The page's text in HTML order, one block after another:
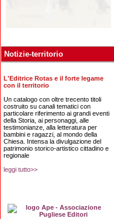
Notizie-territorio
L'Editrice Rotas e il forte legame
con il territorio
Un catalogo con oltre trecento titoli
costruito su canali tematici con
particolare riferimento ai grandi eventi
della Storia, ai personaggi, alle
testimonianze, alla letteratura per
bambini e ragazzi, al mondo della
Chiesa. Intensa la divulgazione del
patrimonio storico-artistico cittadino e
regionale
leggi tutto>>